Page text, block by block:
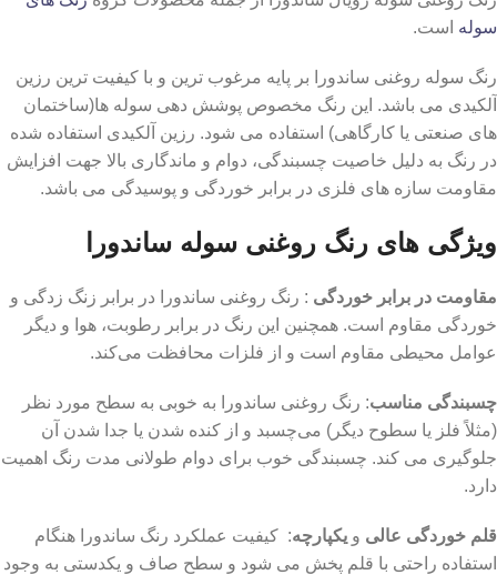
سوله است.
رنگ سوله روغنی ساندورا بر پایه مرغوب ترین و با کیفیت ترین رزین
آلکیدی می باشد. این رنگ مخصوص پوشش دهی سوله ها(ساختمان
های صنعتی یا کارگاهی) استفاده می شود. رزین آلکیدی استفاده شده
در رنگ به دلیل خاصیت چسبندگی، دوام و ماندگاری بالا جهت افزایش
مقاومت سازه های فلزی در برابر خوردگی و پوسیدگی می باشد.
ویژگی های رنگ روغنی سوله ساندورا
مقاومت در برابر خوردگی : رنگ روغنی ساندورا در برابر زنگ‌ زدگی و
خوردگی مقاوم است. همچنین این رنگ در برابر رطوبت، هوا و دیگر
عوامل محیطی مقاوم است و از فلزات محافظت می‌کند.
چسبندگی مناسب: رنگ روغنی ساندورا به خوبی به سطح مورد نظر
(مثلاً فلز یا سطوح دیگر) می‌چسبد و از کنده شدن یا جدا شدن آن
جلوگیری می ‌کند. چسبندگی خوب برای دوام طولانی مدت رنگ اهمیت
دارد.
قلم‌ خوردگی عالی و یکپارچه: کیفیت عملکرد رنگ ساندورا هنگام
استفاده راحتی با قلم پخش می‌ شود و سطح صاف و یکدستی به وجود